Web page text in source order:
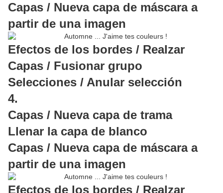
Capas / Nueva capa de máscara a
partir de una imagen
Efectos de los bordes / Realzar
Capas / Fusionar grupo
Selecciones / Anular selección
4.
Capas / Nueva capa de trama
Llenar la capa de blanco
Capas / Nueva capa de máscara a
partir de una imagen
Efectos de los bordes / Realzar